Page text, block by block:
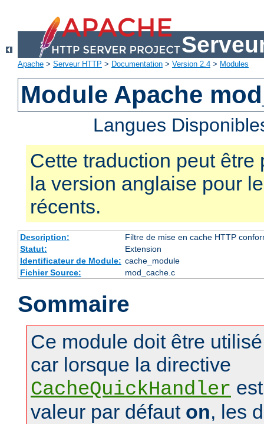
Apache > Serveur HTTP > Documentation > Version 2.4 > Modules
Module Apache
Langues
Cette traduction peut être
la version anglaise pour
récents.
Description:
Filtre de mise en cache HTTP
Statut:
Extension
Identificateur de Module: cache_module
Fichier Source:
mod_cache.c
Sommaire
Ce module doit être
car lorsque la directive
CacheQuickHandler
valeur par défaut on, les